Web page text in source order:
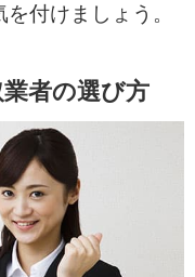
付けましょう。
者の選び方